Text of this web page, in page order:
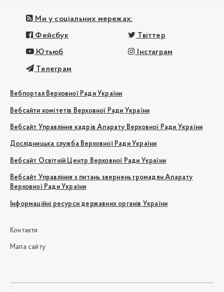
Ми у соціальних мережах:
Фейсбук Твіттер
Ютьюб Інстаграм
Телеграм
Вебпортал Верховної Ради України
Вебсайти комітетів Верховної Ради України
Вебсайт Управління кадрів Апарату Верховної Ради України
Дослідницька служба Верховної Ради України
Вебсайт Освітній Центр Верховної Ради України
Вебсайт Управління з питань звернень громадян Апарату
Верховної Ради України
Інформаційні ресурси державних органів України
Контакти
Мапа сайту